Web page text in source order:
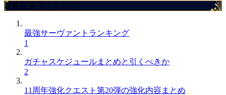
攻略記事ランキング
最強サーヴァントランキング
1
ガチャスケジュールまとめと引くべきか
2
11周年強化クエスト第20弾の強化内容まとめ